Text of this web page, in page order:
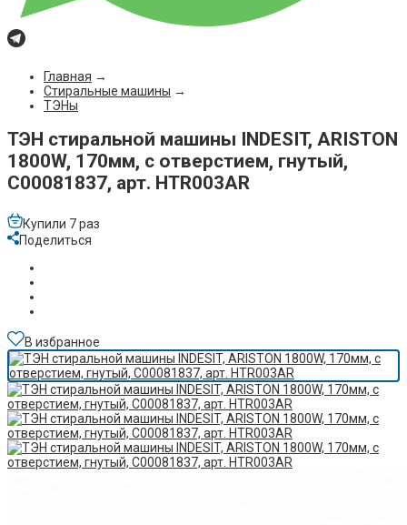
Главная →
Стиральные машины →
ТЭНы
ТЭН стиральной машины INDESIT, ARISTON
1800W, 170мм, с отверстием, гнутый,
C00081837, арт. HTR003AR
Купили 7 раз
Поделиться
В избранное